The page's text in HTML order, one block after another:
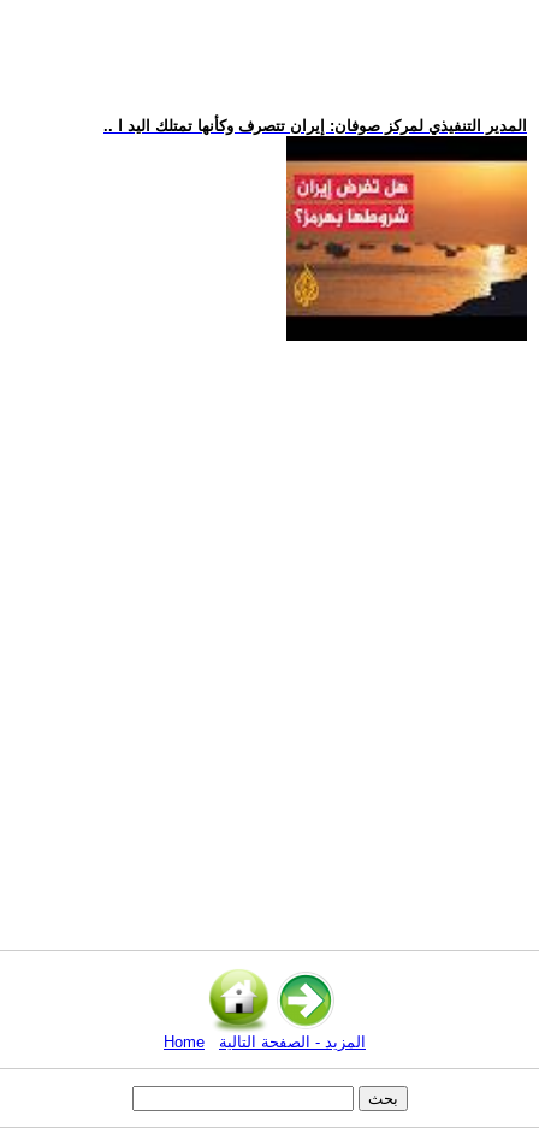
.. المدير التنفيذي لمركز صوفان: إيران تتصرف وكأنها تمتلك اليد ا
Home المزيد - الصفحة التالية